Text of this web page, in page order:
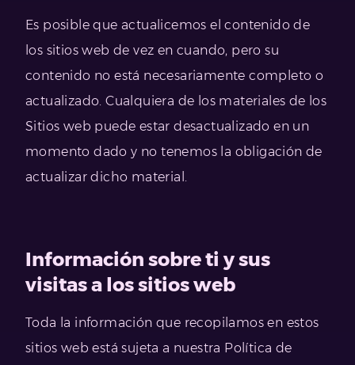
Es posible que actualicemos el contenido de
los sitios web de vez en cuando, pero su
contenido no está necesariamente completo o
actualizado. Cualquiera de los materiales de los
Sitios web puede estar desactualizado en un
momento dado y no tenemos la obligación de
actualizar dicho material.
Información sobre ti y sus
visitas a los sitios web
Toda la información que recopilamos en estos
sitios web está sujeta a nuestra Política de